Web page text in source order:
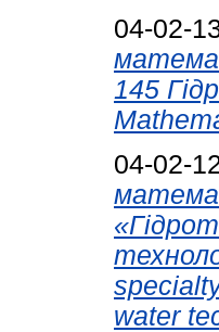
04-02-
145
04-02-
water